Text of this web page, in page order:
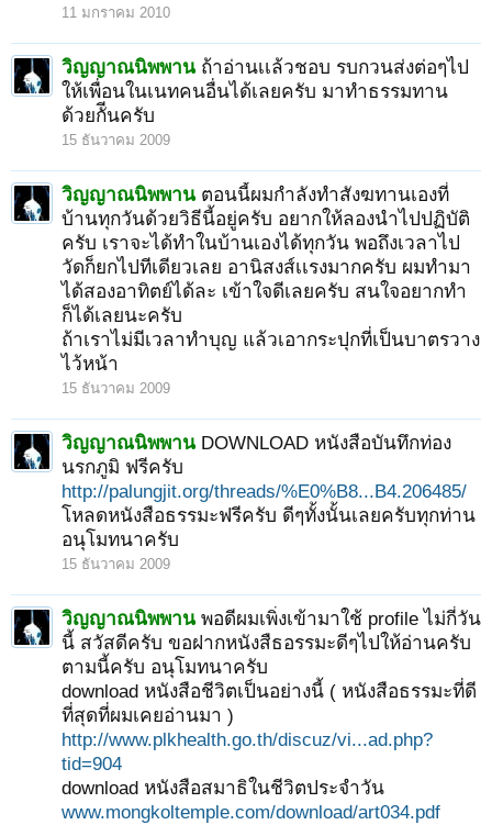
11 มกราคม 2010
วิญญาณนิพพาน ถ้าอ่านเเล้วชอบ รบกวนส่งต่อๆไป
ให้เพื่อนในเนทคนอื่นได้เลยครับ มาทําธรรมทาน
ด้วยกัีนครับ
15 ธันวาคม 2009
วิญญาณนิพพาน ตอนนี้ผมกําลังทําสังฆทานเองที่
บ้านทุกวันด้วยวิธีนี้อยู่ครับ อยากให้ลองนําไปปฏิบัติ
ครับ เราจะได้ทําในบ้านเองได้ทุกวัน พอถึงเวลาไป
วัดก็ยกไปทีเดียวเลย อานิสงส์เเรงมากครับ ผมทํามา
ได้สองอาทิตย์ได้ละ เข้าใจดีเลยครับ สนใจอยากทํา
ก็ได้เลยนะครับ
ถ้าเราไม่มีเวลาทำบุญ แล้วเอากระปุกที่เป็นบาตรวาง
ไว้หน้า
15 ธันวาคม 2009
วิญญาณนิพพาน DOWNLOAD หนังสือบันทึกท่อง
นรกภูมิ ฟรีครับ
http://palungjit.org/threads/%E0%B8...B4.206485/
โหลดหนังสือธรรมะฟรีครับ ดีๆทั้งนั้นเลยครับทุกท่าน
อนุโมทนาครับ
15 ธันวาคม 2009
วิญญาณนิพพาน พอดีผมเพิ่งเข้ามาใช้ profile ไม่กี่วัน
นี้ สวัสดีครับ ขอฝากหนังสืธอรรมะดีๆไปให้อ่านครับ
ตามนี้ครับ อนุโมทนาครับ
download หนังสือชีวิตเป็นอย่างนี้ ( หนังสือธรรมะที่ดี
ที่สุดที่ผมเคยอ่านมา )
http://www.plkhealth.go.th/discuz/vi...ad.php?
tid=904
download หนังสือสมาธิในชีวิตประจําวัน
www.mongkoltemple.com/download/art034.pdf